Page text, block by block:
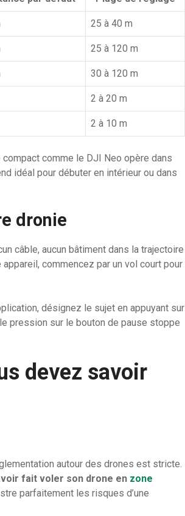
25 à 40 m
25 à 120 m
30 à 120 m
2 à 20 m
2 à 10 m
comme le DJI Neo opère dans
idéal pour débuter en intérieur ou dans
dronie
câble, aucun bâtiment dans la trajectoire
commencez par un vol court pour
désignez le sujet en appuyant sur
pression sur le bouton de pause stoppe
devez savoir
autour des drones est stricte.
fait voler son drone en zone
parfaitement les risques d’une